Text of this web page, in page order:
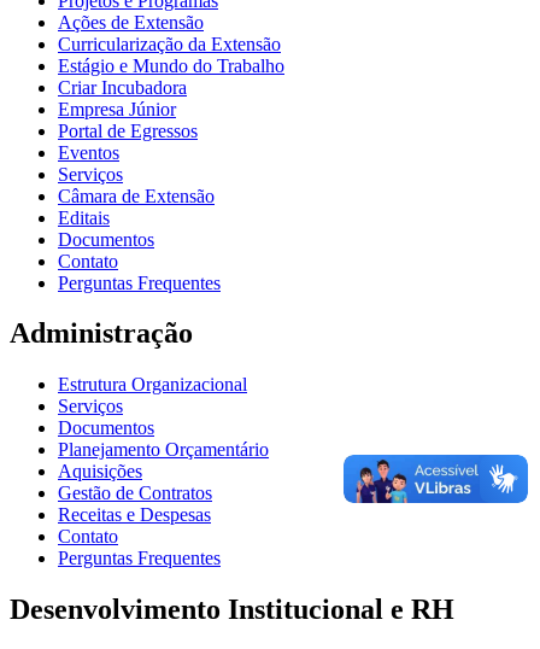
Ações de Extensão
Curricularização da Extensão
Estágio e Mundo do Trabalho
Criar Incubadora
Empresa Júnior
Portal de Egressos
Eventos
Serviços
Câmara de Extensão
Editais
Documentos
Contato
Perguntas Frequentes
Administração
Estrutura Organizacional
Serviços
Documentos
Planejamento Orçamentário
Aquisições
Gestão de Contratos
Receitas e Despesas
Contato
Perguntas Frequentes
Desenvolvimento Institucional e RH